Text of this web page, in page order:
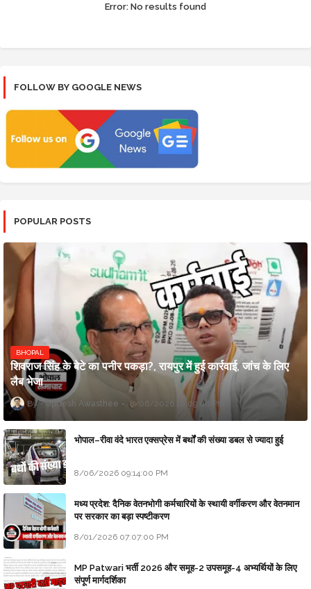
Error: No results found
FOLLOW BY GOOGLE NEWS
POPULAR POSTS
BHOPAL
शिवराज सिंह के बेटे का पनीर पकड़ा?, रायपुर में हुई कार्रवाई, जांच के लिए
लैब भेजा
Updesh Awasthee 8/06/2026 10:09:00 PM
भोपाल–रीवा वंदे भारत एक्सप्रेस में बर्थों की संख्या डबल से ज्यादा हुई
8/06/2026 09:14:00 PM
मध्य प्रदेश: दैनिक वेतनभोगी कर्मचारियों के स्थायी वर्गीकरण और वेतनमान
पर सरकार का बड़ा स्पष्टीकरण
8/01/2026 07:07:00 PM
MP Patwari भर्ती 2026 और समूह-2 उपसमूह-4 अभ्यर्थियों के लिए
संपूर्ण मार्गदर्शिका